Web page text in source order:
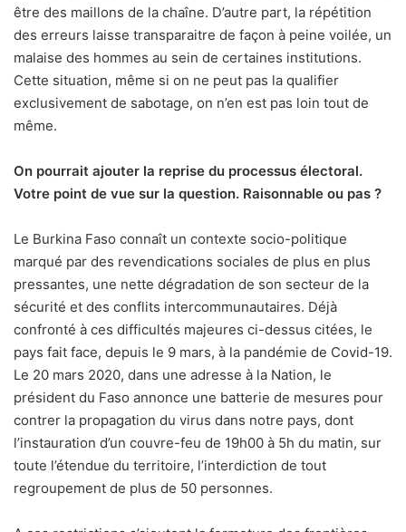
être des maillons de la chaîne. D’autre part, la répétition
des erreurs laisse transparaitre de façon à peine voilée, un
malaise des hommes au sein de certaines institutions.
Cette situation, même si on ne peut pas la qualifier
exclusivement de sabotage, on n’en est pas loin tout de
même.
On pourrait ajouter la reprise du processus électoral.
Votre point de vue sur la question. Raisonnable ou pas ?
Le Burkina Faso connaît un contexte socio-politique
marqué par des revendications sociales de plus en plus
pressantes, une nette dégradation de son secteur de la
sécurité et des conflits intercommunautaires. Déjà
confronté à ces difficultés majeures ci-dessus citées, le
pays fait face, depuis le 9 mars, à la pandémie de Covid-19.
Le 20 mars 2020, dans une adresse à la Nation, le
président du Faso annonce une batterie de mesures pour
contrer la propagation du virus dans notre pays, dont
l’instauration d’un couvre-feu de 19h00 à 5h du matin, sur
toute l’étendue du territoire, l’interdiction de tout
regroupement de plus de 50 personnes.